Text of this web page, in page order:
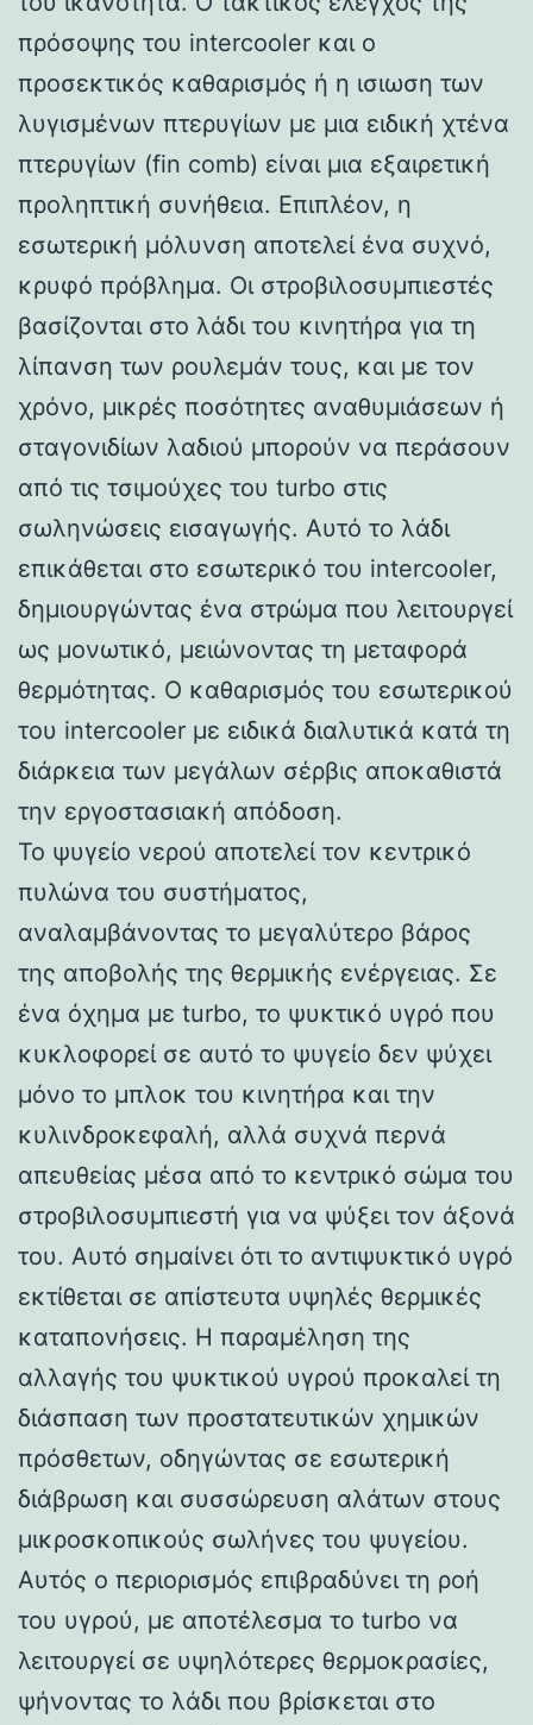
πρόσοψης του intercooler και ο
προσεκτικός καθαρισμός ή η ισιωση των
λυγισμένων πτερυγίων με μια ειδική χτένα
πτερυγίων (fin comb) είναι μια εξαιρετική
προληπτική συνήθεια. Επιπλέον, η
εσωτερική μόλυνση αποτελεί ένα συχνό,
κρυφό πρόβλημα. Οι στροβιλοσυμπιεστές
βασίζονται στο λάδι του κινητήρα για τη
λίπανση των ρουλεμάν τους, και με τον
χρόνο, μικρές ποσότητες αναθυμιάσεων ή
σταγονιδίων λαδιού μπορούν να περάσουν
από τις τσιμούχες του turbo στις
σωληνώσεις εισαγωγής. Αυτό το λάδι
επικάθεται στο εσωτερικό του intercooler,
δημιουργώντας ένα στρώμα που λειτουργεί
ως μονωτικό, μειώνοντας τη μεταφορά
θερμότητας. Ο καθαρισμός του εσωτερικού
του intercooler με ειδικά διαλυτικά κατά τη
διάρκεια των μεγάλων σέρβις αποκαθιστά
την εργοστασιακή απόδοση.
Το ψυγείο νερού αποτελεί τον κεντρικό
πυλώνα του συστήματος,
αναλαμβάνοντας το μεγαλύτερο βάρος
της αποβολής της θερμικής ενέργειας. Σε
ένα όχημα με turbo, το ψυκτικό υγρό που
κυκλοφορεί σε αυτό το ψυγείο δεν ψύχει
μόνο το μπλοκ του κινητήρα και την
κυλινδροκεφαλή, αλλά συχνά περνά
απευθείας μέσα από το κεντρικό σώμα του
στροβιλοσυμπιεστή για να ψύξει τον άξονά
του. Αυτό σημαίνει ότι το αντιψυκτικό υγρό
εκτίθεται σε απίστευτα υψηλές θερμικές
καταπονήσεις. Η παραμέληση της
αλλαγής του ψυκτικού υγρού προκαλεί τη
διάσπαση των προστατευτικών χημικών
πρόσθετων, οδηγώντας σε εσωτερική
διάβρωση και συσσώρευση αλάτων στους
μικροσκοπικούς σωλήνες του ψυγείου.
Αυτός ο περιορισμός επιβραδύνει τη ροή
του υγρού, με αποτέλεσμα το turbo να
λειτουργεί σε υψηλότερες θερμοκρασίες,
ψήνοντας το λάδι που βρίσκεται στο